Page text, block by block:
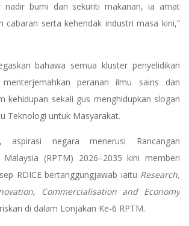
nadir bumi dan sekuriti makanan, ia amat
cabaran serta kehendak industri masa kini,”
bahawa semua kluster penyelidikan
peranan ilmu sains dan
kehidupan sekali gus menghidupkan slogan
Teknologi untuk Masyarakat.
aspirasi negara menerusi Rancangan
Malaysia (RPTM) 2026–2035 kini memberi
RDICE bertanggungjawab iaitu Research,
Commercialisation and Economy
di dalam Lonjakan Ke-6 RPTM.